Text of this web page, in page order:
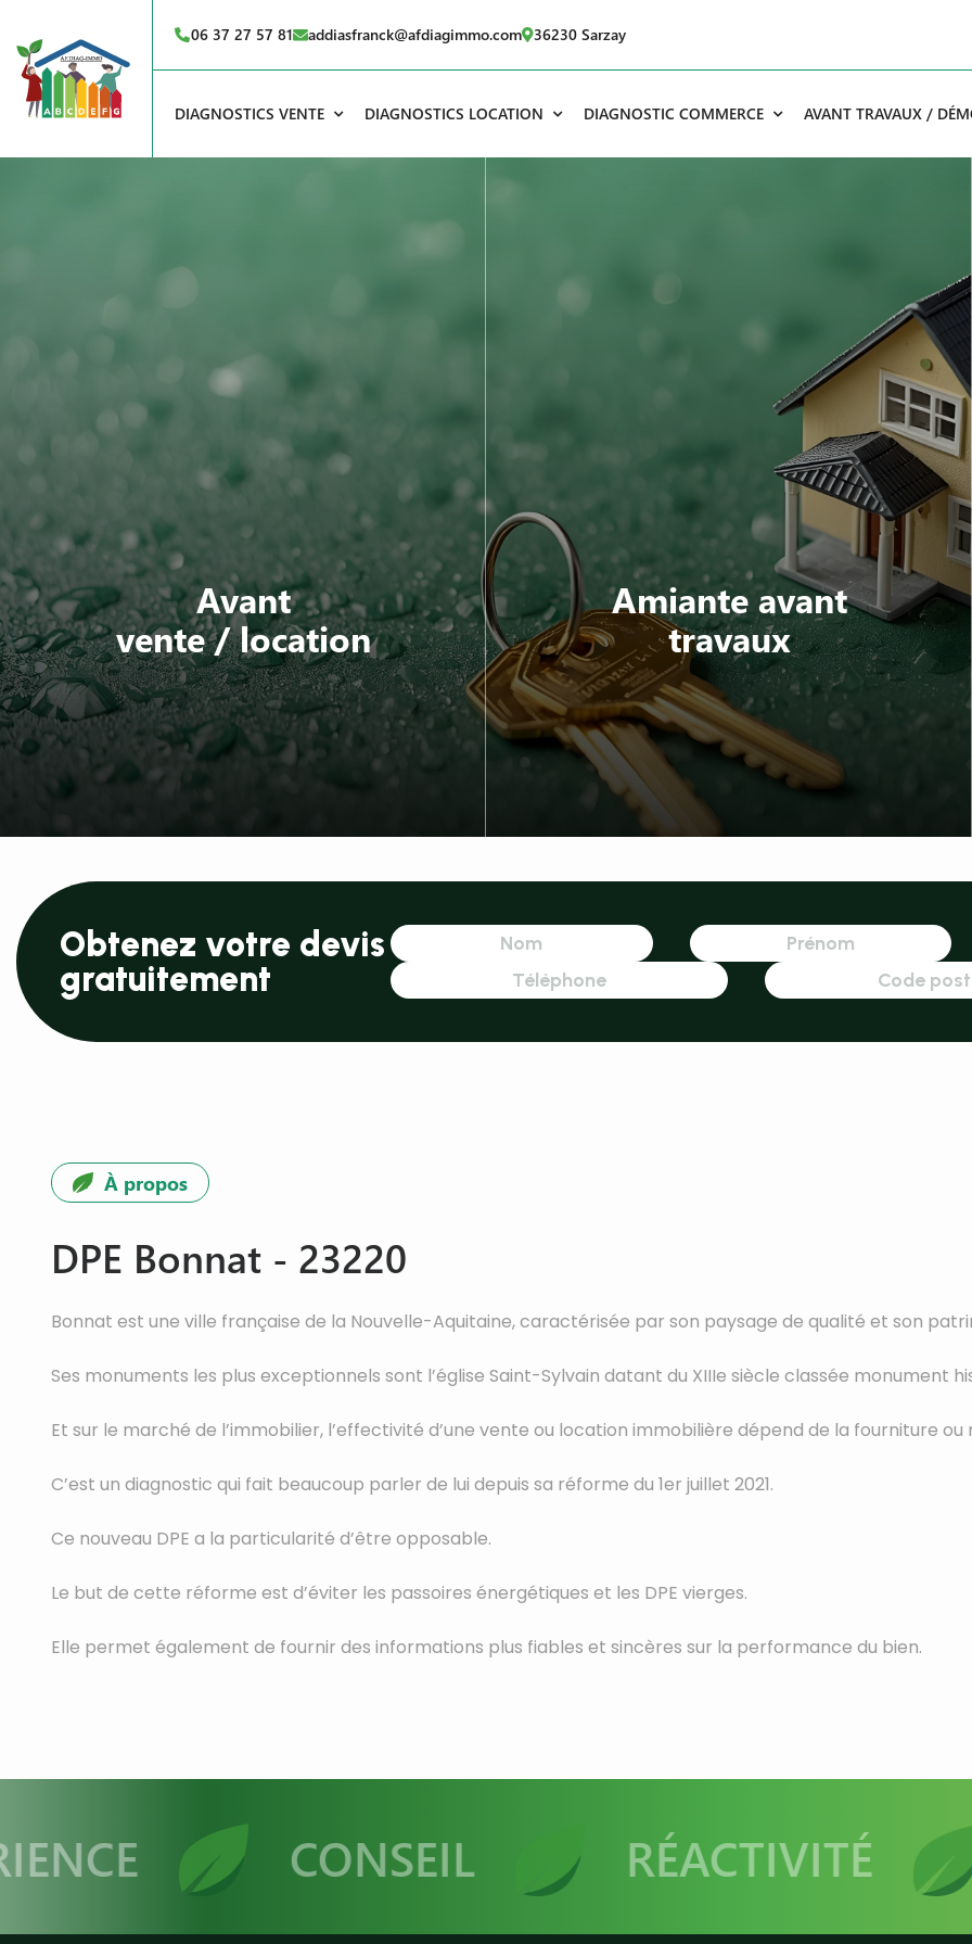
06 37 27 57 81 addiasfranck@afdiagimmo.com 36230 Sarzay
DIAGNOSTICS VENTE DIAGNOSTICS LOCATION DIAGNOSTIC COMMERCE AVANT TRAVAUX /
Avant
vente / location
Amiante avant
travaux
Obtenez votre devis
gratuitement
À propos
DPE Bonnat - 23220
Bonnat est une ville française de la Nouvelle-Aquitaine, caractérisée par son paysage de qualité et son
Ses monuments les plus exceptionnels sont l’église Saint-Sylvain datant du XIIIe siècle classée monument
Et sur le marché de l’immobilier, l’effectivité d’une vente ou location immobilière dépend de la fourniture ou
C’est un diagnostic qui fait beaucoup parler de lui depuis sa réforme du 1er juillet 2021.
Ce nouveau DPE a la particularité d’être opposable.
Le but de cette réforme est d’éviter les passoires énergétiques et les DPE vierges.
Elle permet également de fournir des informations plus fiables et sincères sur la performance du bien.
CONSEIL RÉACTIVITÉ